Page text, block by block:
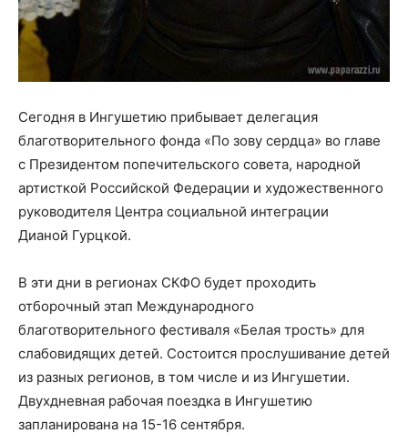
Сегодня в Ингушетию прибывает делегация
благотворительного фонда «По зову сердца» во главе
с Президентом попечительского совета, народной
артисткой Российской Федерации и художественного
руководителя Центра социальной интеграции
Дианой Гурцкой.
В эти дни в регионах СКФО будет проходить
отборочный этап Международного
благотворительного фестиваля «Белая трость» для
слабовидящих детей. Состоится прослушивание детей
из разных регионов, в том числе и из Ингушетии.
Двухдневная рабочая поездка в Ингушетию
запланирована на 15-16 сентября.